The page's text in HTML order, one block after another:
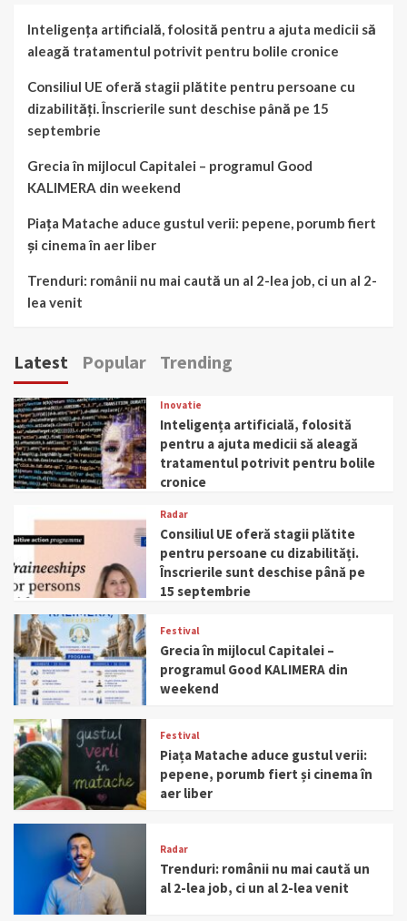
Inteligența artificială, folosită pentru a ajuta medicii să
aleagă tratamentul potrivit pentru bolile cronice
Consiliul UE oferă stagii plătite pentru persoane cu
dizabilități. Înscrierile sunt deschise până pe 15
septembrie
Grecia în mijlocul Capitalei – programul Good
KALIMERA din weekend
Piața Matache aduce gustul verii: pepene, porumb fiert
și cinema în aer liber
Trenduri: românii nu mai caută un al 2-lea job, ci un al 2-
lea venit
Latest Popular Trending
Inovatie
Inteligența artificială, folosită
pentru a ajuta medicii să aleagă
tratamentul potrivit pentru bolile
cronice
Radar
Consiliul UE oferă stagii plătite
pentru persoane cu dizabilități.
Înscrierile sunt deschise până pe
15 septembrie
Festival
Grecia în mijlocul Capitalei –
programul Good KALIMERA din
weekend
Festival
Piața Matache aduce gustul verii:
pepene, porumb fiert și cinema în
aer liber
Radar
Trenduri: românii nu mai caută un
al 2-lea job, ci un al 2-lea venit